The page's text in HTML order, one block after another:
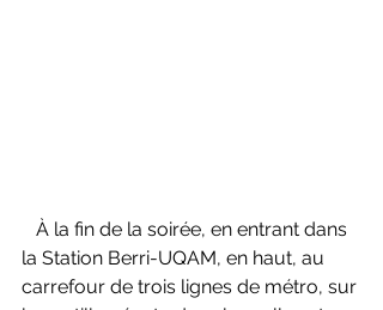
la Station Berri-UQAM, en haut, au
carrefour de trois lignes de métro, sur